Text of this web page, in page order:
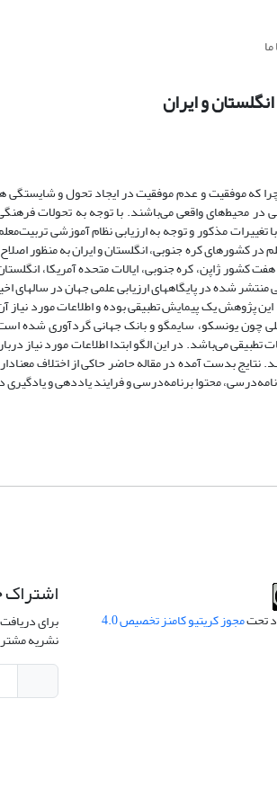
و ایران
که موفقیت و عدم موفقیت در ایجاد تحول و شایستگی
در محیط‌های واقعی می‌باشند. با توجه به تحولات
مذکور و توجه به ارزیابی نظام آموزشی
کشورهای کره جنوبی، انگلستان و ایران به منظور
ژاپن، کره جنوبی، ایالات متحده آمریکا،
شده در پایگاههای ارزیابی علمی جهان در سالهای
پژوهش یک پیمایش تطبیقی بوده و اطلاعات مورد نیاز
چون یونسکو، سایمگو و بانک جهانی گردآوری شده
می‌باشد. در این الگو ابتدا اطلاعات مورد نیاز
بدست آمده در مقاله حاضر حاکی از اختلاف
محتوا برنامه‌درسی و فرایند یاددهی و یادگیری
تحت مجوز کریتیو کامنز تخصیص 4.0
اشتراک
برای
نشریه